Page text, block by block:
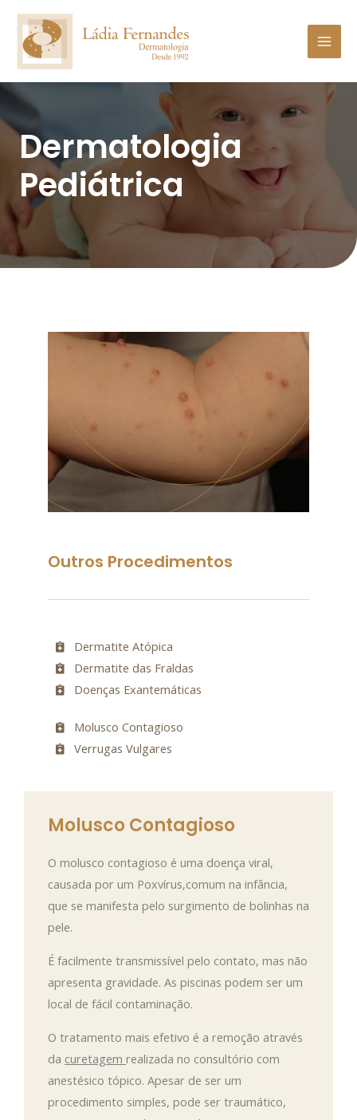
Dermatologia
Pediátrica
Outros Procedimentos
Dermatite Atópica
Dermatite das Fraldas
Doenças Exantemáticas
Molusco Contagioso
Verrugas Vulgares
Molusco Contagioso
O molusco contagioso é uma doença viral,
causada por um Poxvírus,comum na infância,
que se manifesta pelo surgimento de bolinhas na
pele.
É facilmente transmissível pelo contato, mas não
apresenta gravidade. As piscinas podem ser um
local de fácil contaminação.
O tratamento mais efetivo é a remoção através
da curetagem realizada no consultório com
anestésico tópico. Apesar de ser um
procedimento simples, pode ser traumático,